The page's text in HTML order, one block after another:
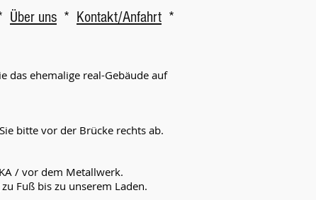
Über uns * Kontakt/Anfahrt *
das ehemalige real-Gebäude auf
bitte vor der Brücke rechts ab.
/ vor dem Metallwerk.
Fuß bis zu unserem Laden.